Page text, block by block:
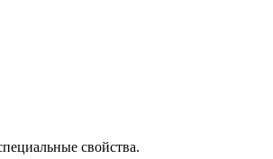
свойства.